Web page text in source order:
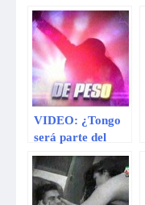
y abraza a Brasil
2014
VIDEO: ¿Tongo
será parte del
jurado de ‘Yo
Soy’ en la nueva
temporada?